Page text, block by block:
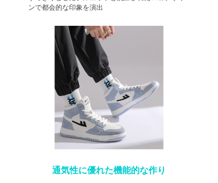
ンで都会的な印象を演出
通気性に優れた機能的な作り